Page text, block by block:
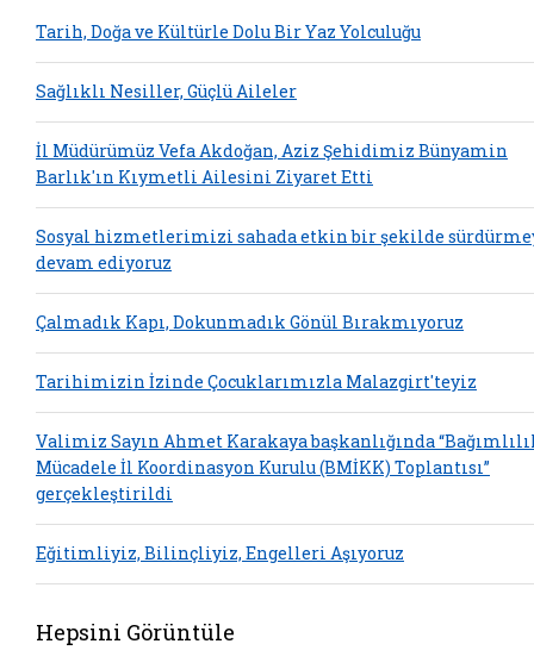
Tarih, Doğa ve Kültürle Dolu Bir Yaz Yolculuğu
Sağlıklı Nesiller, Güçlü Aileler
İl Müdürümüz Vefa Akdoğan, Aziz Şehidimiz Bünyamin
Barlık'ın Kıymetli Ailesini Ziyaret Etti
Sosyal hizmetlerimizi sahada etkin bir şekilde
devam ediyoruz
Çalmadık Kapı, Dokunmadık Gönül Bırakmıyoruz
Tarihimizin İzinde Çocuklarımızla Malazgirt'teyiz
Valimiz Sayın Ahmet Karakaya başkanlığında
Mücadele İl Koordinasyon Kurulu (BMİKK) Toplantısı”
gerçekleştirildi
Eğitimliyiz, Bilinçliyiz, Engelleri Aşıyoruz
Hepsini Görüntüle